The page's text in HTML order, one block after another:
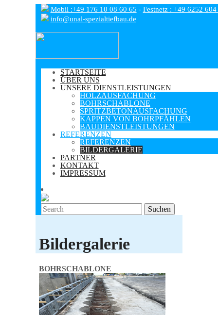
Mobil :+49 176 10 08 60 65 - Festnetz : +49 6252
info@unal-spezialtiefbau.de
STARTSEITE
ÜBER UNS
UNSERE DIENSTLEISTUNGEN
HOLZAUSFACHUNG
BOHRSCHABLONE
SPRITZBETONAUSFACHUNG
KAPPEN VON BOHRPFÄHLEN
BAUDIENSTLEISTUNGEN
REFERENZEN
REFERENZEN
BILDERGALERIE
PARTNER
KONTAKT
IMPRESSUM
Bildergalerie
BOHRSCHABLONE